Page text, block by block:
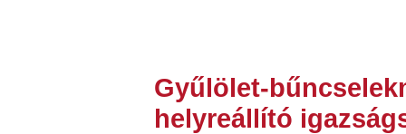
Gyűlölet-
helyreállító